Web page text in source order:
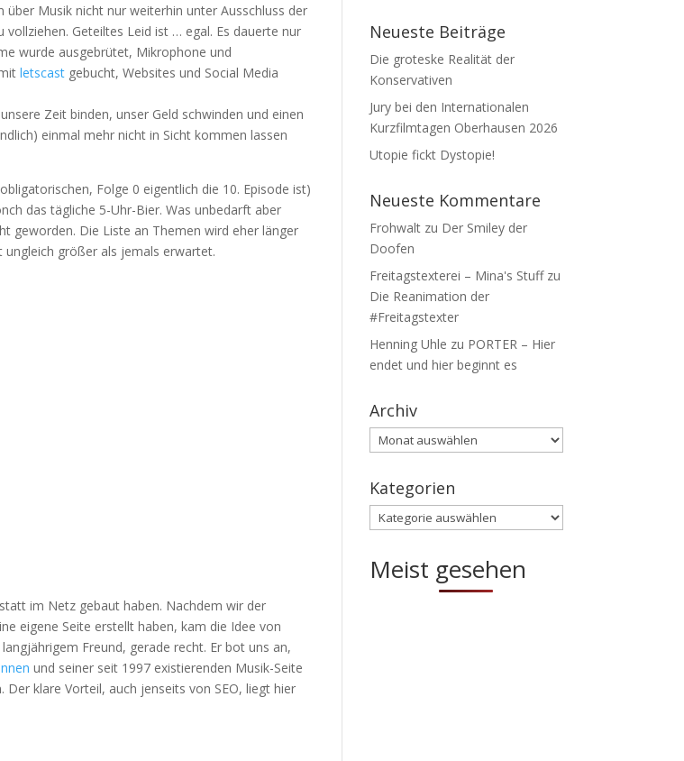
Musik nicht nur weiterhin unter Ausschluss der
Geteiltes Leid ist … egal. Es dauerte nur
wurde ausgebrütet, Mikrophone und
letscast gebucht, Websites und Social Media
Zeit binden, unser Geld schwinden und einen
einmal mehr nicht in Sicht kommen lassen
Folge 0 eigentlich die 10. Episode ist)
das tägliche 5-Uhr-Bier. Was unbedarft aber
geworden. Die Liste an Themen wird eher länger
ungleich größer als jemals erwartet.
im Netz gebaut haben. Nachdem wir der
eigene Seite erstellt haben, kam die Idee von
Freund, gerade recht. Er bot uns an,
und seiner seit 1997 existierenden Musik-Seite
klare Vorteil, auch jenseits von SEO, liegt hier
Neueste Beiträge
Die groteske Realität der
Konservativen
Jury bei den Internationalen
Kurzfilmtagen Oberhausen 2026
Utopie fickt Dystopie!
Neueste Kommentare
Frohwaltzu Der Smiley der
Doofen
Freitagstexterei – Mina's Stuffzu
Die Reanimation der
#Freitagstexter
Henning Uhle zu PORTER – Hier
endet und hier beginnt es
Archiv
Archiv
Kategorien
Kategorien
Meist gesehen